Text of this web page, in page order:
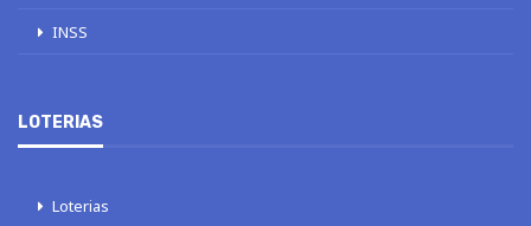
INSS
LOTERIAS
Loterias